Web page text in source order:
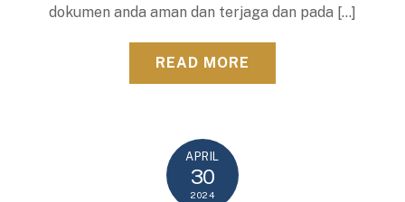
dokumen anda aman dan terjaga dan pada […]
READ MORE
APRIL
30
2024